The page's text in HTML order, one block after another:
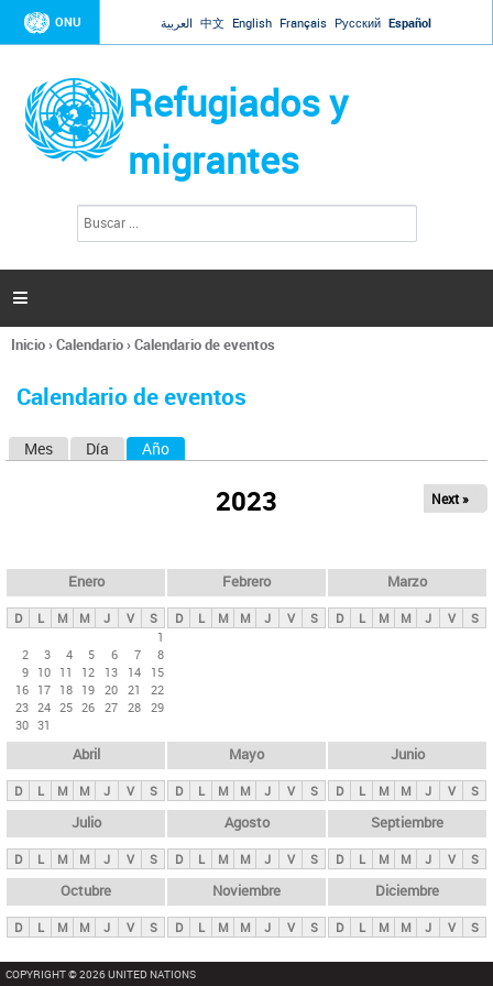
Jump to navigation
ONU العربية 中文 English Français Русский Español
Refugiados y
migrantes
l
d
s

Se
usted
Inicio›Calendario›Calendario de eventos
Calendario de eventos
s
p
n
c
i
p
l
e
s
Mes Día Año
2023 Next »
Enero
D L M M J V
S
1
2
3 4 5 6 7
8
9 10 11 12 13 14
15
16 17 18 19 20 21
22
23 24 25 26 27 28 29
30 31
Febrero
D L M M J V S
Marzo
D L M M J V S
Abril
D L M M J V S
Mayo
D L M M J V S
Junio
D L M M J V S
Julio
D L M M J V S
Agosto
D L M M J V S
Septiembre
D L M M J V S
Octubre
D L M M J V S
Noviembre
D L M M J V S
Diciembre
D L M M J V S
COPYRIGHT © 2026 UNITED NATIONS